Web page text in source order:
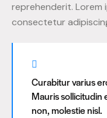
reprehenderit. Lorem
consectetur
Curabitur varius
Mauris sollicitudin
non, molestie nisl.